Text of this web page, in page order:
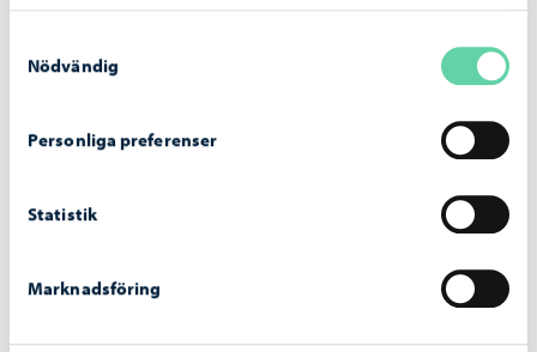
Nödvändig
Personliga preferenser
Statistik
Marknadsföring